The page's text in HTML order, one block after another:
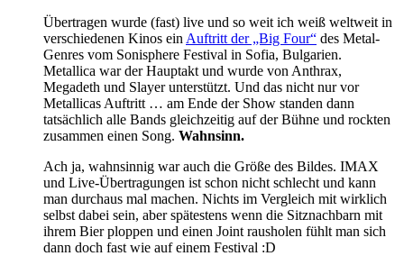
Übertragen wurde (fast) live und so weit ich weiß weltweit in
verschiedenen Kinos ein Auftritt der „Big Four“ des Metal-
Genres vom Sonisphere Festival in Sofia, Bulgarien.
Metallica war der Hauptakt und wurde von Anthrax,
Megadeth und Slayer unterstützt. Und das nicht nur vor
Metallicas Auftritt … am Ende der Show standen dann
tatsächlich alle Bands gleichzeitig auf der Bühne und rockten
zusammen einen Song. Wahnsinn.
Ach ja, wahnsinnig war auch die Größe des Bildes. IMAX
und Live-Übertragungen ist schon nicht schlecht und kann
man durchaus mal machen. Nichts im Vergleich mit wirklich
selbst dabei sein, aber spätestens wenn die Sitznachbarn mit
ihrem Bier ploppen und einen Joint rausholen fühlt man sich
dann doch fast wie auf einem Festival :D